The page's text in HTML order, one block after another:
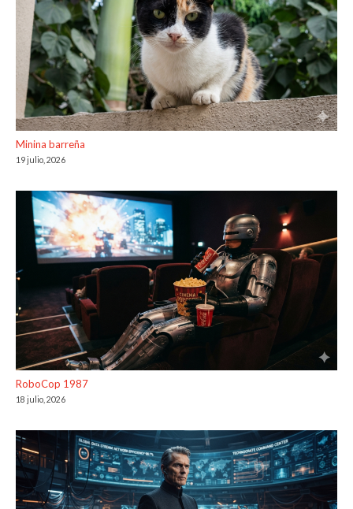
Minina barreña
19 julio, 2026
RoboCop 1987
18 julio, 2026